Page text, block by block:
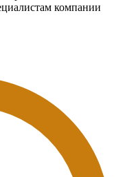
компании